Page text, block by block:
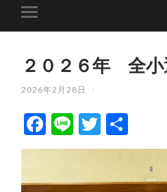
２０２６年 全小
2026年2月28日 /
Facebook
LineTwitter
有